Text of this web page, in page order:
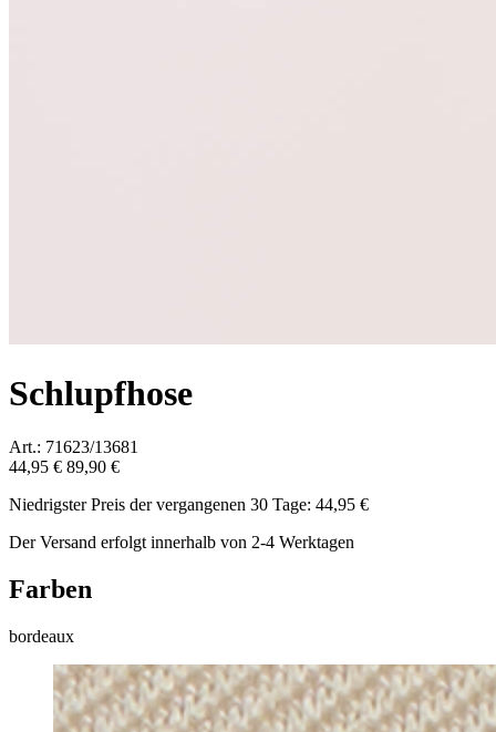
Schlupfhose
Art.: 71623/13681
44,95 € 89,90 €
Niedrigster Preis der vergangenen 30 Tage: 44,95 €
Der Versand erfolgt innerhalb von 2-4 Werktagen
Farben
bordeaux